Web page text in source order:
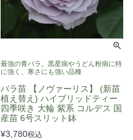
最強の青バラ。黒星病やうどん粉病に特
に強く、寒さにも強い品種
バラ苗 【ノヴァーリス】 (新苗
植え替え) ハイブリッドティー
四季咲き 大輪 紫系 コルデス 国
産苗 6号スリット鉢
¥3,780税込